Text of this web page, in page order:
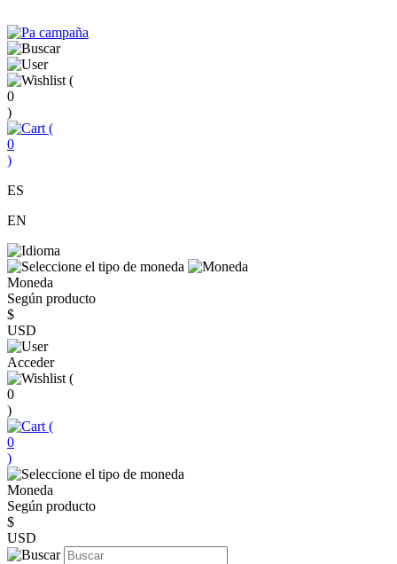
(
0
)
(
0
)
ES
EN
Moneda
Según producto
$
USD
Acceder
(
0
)
(
0
)
Moneda
Según producto
$
USD